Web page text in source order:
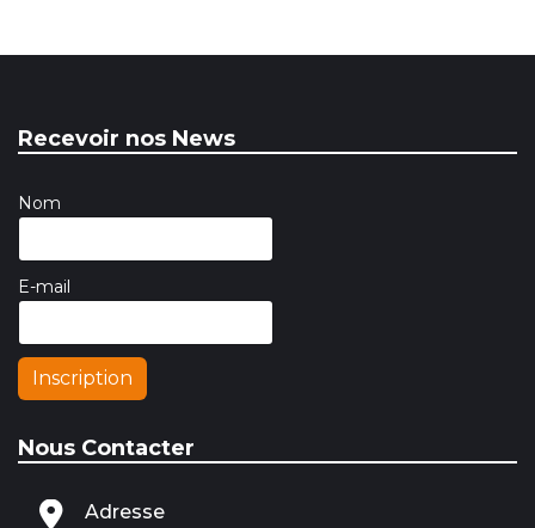
Recevoir nos News
Nom
E-mail
Inscription
Nous Contacter
Adresse